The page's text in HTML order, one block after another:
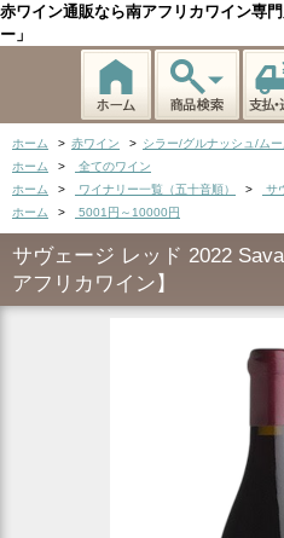
赤ワイン通販なら南アフリカワイン専
ー」
ホーム > 赤ワイン > シラー/グルナッシュ/ム
ホーム
>
全てのワイン
ホーム
> ワイナリー一覧（五十音順） >
サ
ホーム
> 5001円～10000円
サヴェージ レッド 2022
アフリカワイン】